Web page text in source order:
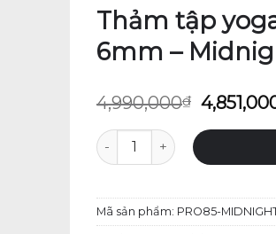
Thảm tập
6mm –
4,990,000₫ Giá
là:
Thảm tập yoga Manduka -
Mã sản phẩm: PRO85-